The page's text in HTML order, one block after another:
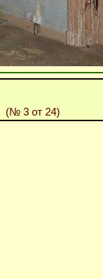
(№ 3 от 24)